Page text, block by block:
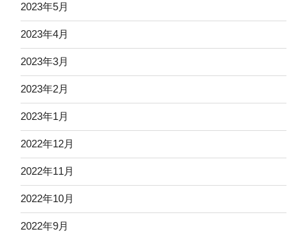
2023年5月
2023年4月
2023年3月
2023年2月
2023年1月
2022年12月
2022年11月
2022年10月
2022年9月